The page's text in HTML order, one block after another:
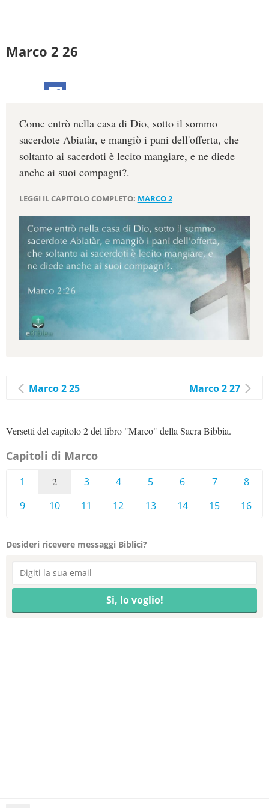
Marco 2 26
Come entrò nella casa di Dio, sotto il sommo
sacerdote Abiatàr, e mangiò i pani dell'offerta, che
soltanto ai sacerdoti è lecito mangiare, e ne diede
anche ai suoi compagni?.
LEGGI IL CAPITOLO COMPLETO: MARCO 2
Marco 2 25 Marco 2 27
Versetti del capitolo 2 del libro "Marco" della Sacra Bibbia.
Capitoli di Marco
1 2 3 4 5 6 7
8
9
10 11 12 13 14 15 16
Desideri ricevere messaggi Biblici?